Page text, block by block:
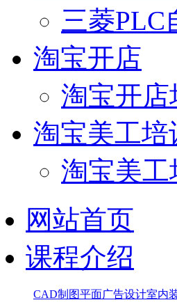
三菱PLC
淘宝开店
淘宝开店
淘宝美工培
淘宝美工
网站首页
课程介绍
CAD制图平面广告设计室内